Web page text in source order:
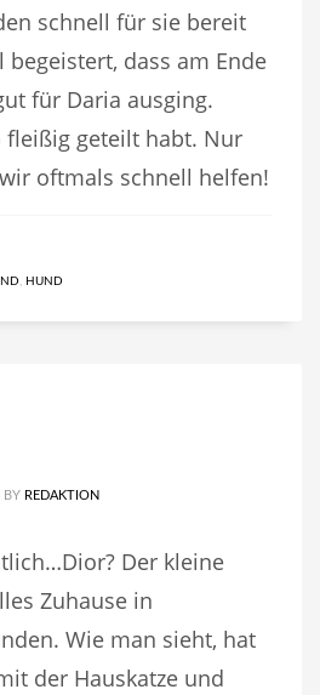
schnell für sie bereit
dass am Ende
für Daria ausging.
fleißig geteilt habt. Nur
oftmals schnell helfen!
, HUND
BY REDAKTION
Der kleine
Zuhause in
Wie man sieht, hat
der Hauskatze und